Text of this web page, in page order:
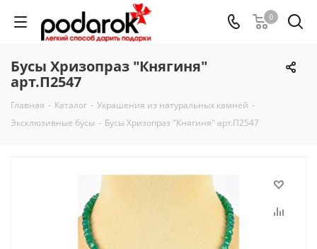
0
Бусы Хризопраз "Княгиня"
арт.П2547
Главная - Каталог - Украшения из натуральных камней -
Эксклюзивные бусы - Бусы Хризопраз "Княгиня" арт.П2547